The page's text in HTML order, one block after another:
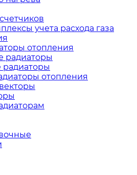
учета расхода газа
отопления
радиаторы
радиаторы
отопления